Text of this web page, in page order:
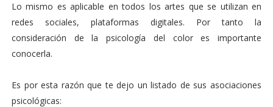
Lo mismo es aplicable en todos los artes que se utilizan en
redes sociales, plataformas digitales. Por tanto la
consideración de la psicología del color es importante
conocerla.
Es por esta razón que te dejo un listado de sus asociaciones
psicológicas: